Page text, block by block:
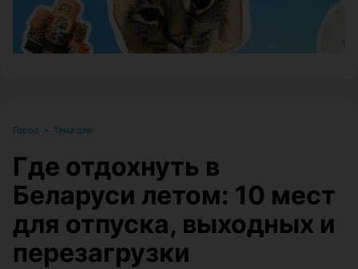
Город • Тема дня
Где отдохнуть в
Беларуси летом: 10 мест
для отпуска, выходных и
перезагрузки